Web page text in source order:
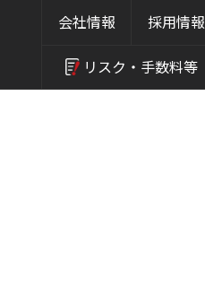
会社情報 採用情報
リスク・ 手数料等